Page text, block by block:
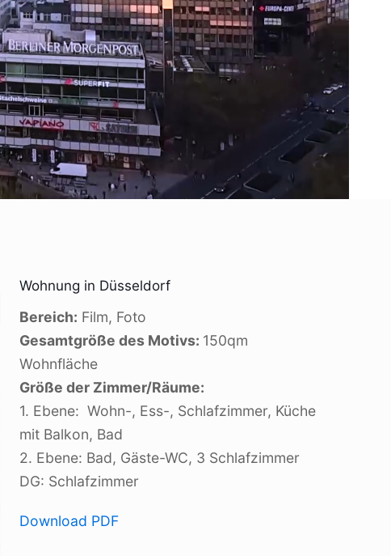
Wohnung in Düsseldorf
Bereich: Film, Foto
Gesamtgröße des Motivs: 150qm
Wohnfläche
Größe der Zimmer/Räume:
1. Ebene: Wohn-, Ess-, Schlafzimmer, Küche
mit Balkon, Bad
2. Ebene: Bad, Gäste-WC, 3 Schlafzimmer
DG: Schlafzimmer
Download PDF